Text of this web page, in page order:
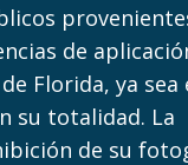
de
Florida, ya
su totalidad. La
de su